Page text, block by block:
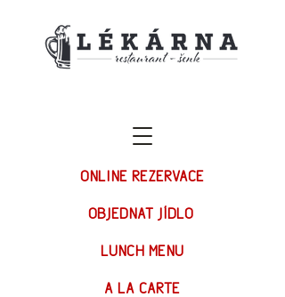
LUNCH MENU
A LA CARTE
ONLINE REZERVACE
OBJEDNAT JÍDLO